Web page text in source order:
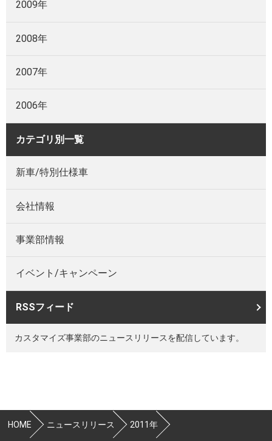
2009年
2008年
2007年
2006年
カテゴリ別一覧
新車/特別仕様車
会社情報
事業部情報
イベント/キャンペーン
RSSフィード
カスタマイズ事業部のニュースリリースを配信しています。
HOME ニュースリリース 2011年